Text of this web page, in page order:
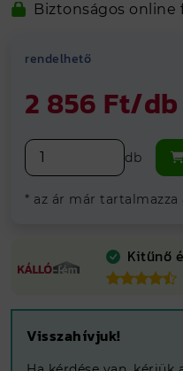
Biztonságos online
Hosszútávú
rendelhető
2 856 Ft/db
db
* az ár már tartalmazza
Kitűnő
Visszahívjuk!